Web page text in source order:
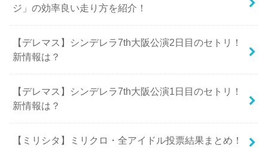
ジ」の効率良い走り方を紹介！
【デレマス】シンデレラ7th大阪公演2日目のセトリ！
新情報は？
【デレマス】シンデレラ7th大阪公演1日目のセトリ！
新情報は？
【ミリシタ】ミリクロ・全アイドル投票結果まとめ！